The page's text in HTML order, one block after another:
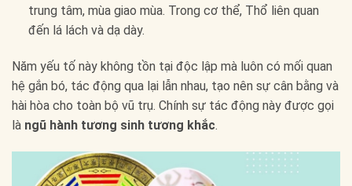
trung tâm, mùa giao mùa. Trong cơ thể, Thổ liên quan
đến lá lách và dạ dày.
Năm yếu tố này không tồn tại độc lập mà luôn có mối quan
hệ gắn bó, tác động qua lại lẫn nhau, tạo nên sự cân bằng và
hài hòa cho toàn bộ vũ trụ. Chính sự tác động này được gọi
là ngũ hành tương sinh tương khắc.